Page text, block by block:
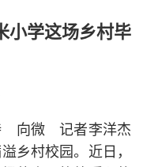
小学这场乡村毕
向微 记者李洋杰
乡村校园。近日，